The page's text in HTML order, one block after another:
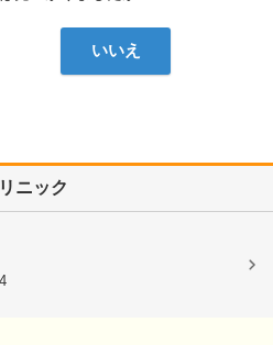
いいえ
ニック